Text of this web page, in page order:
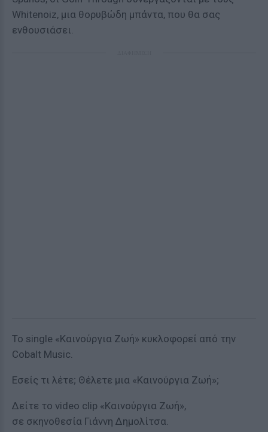
Whitenoiz, μια θορυβώδη μπάντα, που θα σας
ενθουσιάσει.
Το single «Καινούργια Ζωή» κυκλοφορεί από την
Cobalt Music.
Εσείς τι λέτε; Θέλετε μια «Καινούργια Ζωή»;
Δείτε το video clip «Καινούργια Ζωή»,
σε σκηνοθεσία Γιάννη Δημολίτσα.